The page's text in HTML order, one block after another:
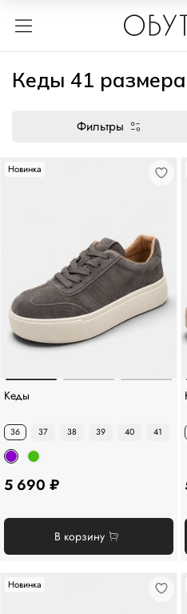
Кеды 41 размера
Фильтры
Новинка
Кеды
36 37 38 39 40 41
5 690 ₽
В корзину
Новинка